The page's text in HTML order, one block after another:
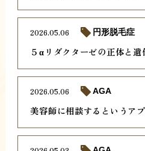
５αリダクターゼの正体と遺
2026.05.06 円形脱毛症
美容師に相談するというア
2026.05.06 AGA